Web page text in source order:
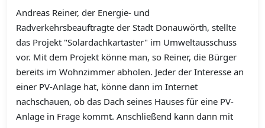
Andreas Reiner, der Energie- und
Radverkehrsbeauftragte der Stadt Donauwörth, stellte
das Projekt "Solardachkartaster" im Umweltausschuss
vor. Mit dem Projekt könne man, so Reiner, die Bürger
bereits im Wohnzimmer abholen. Jeder der Interesse an
einer PV-Anlage hat, könne dann im Internet
nachschauen, ob das Dach seines Hauses für eine PV-
Anlage in Frage kommt. Anschließend kann dann mit